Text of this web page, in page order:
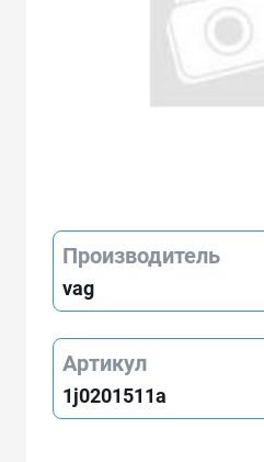
Производитель
vag
Артикул
1j0201511a